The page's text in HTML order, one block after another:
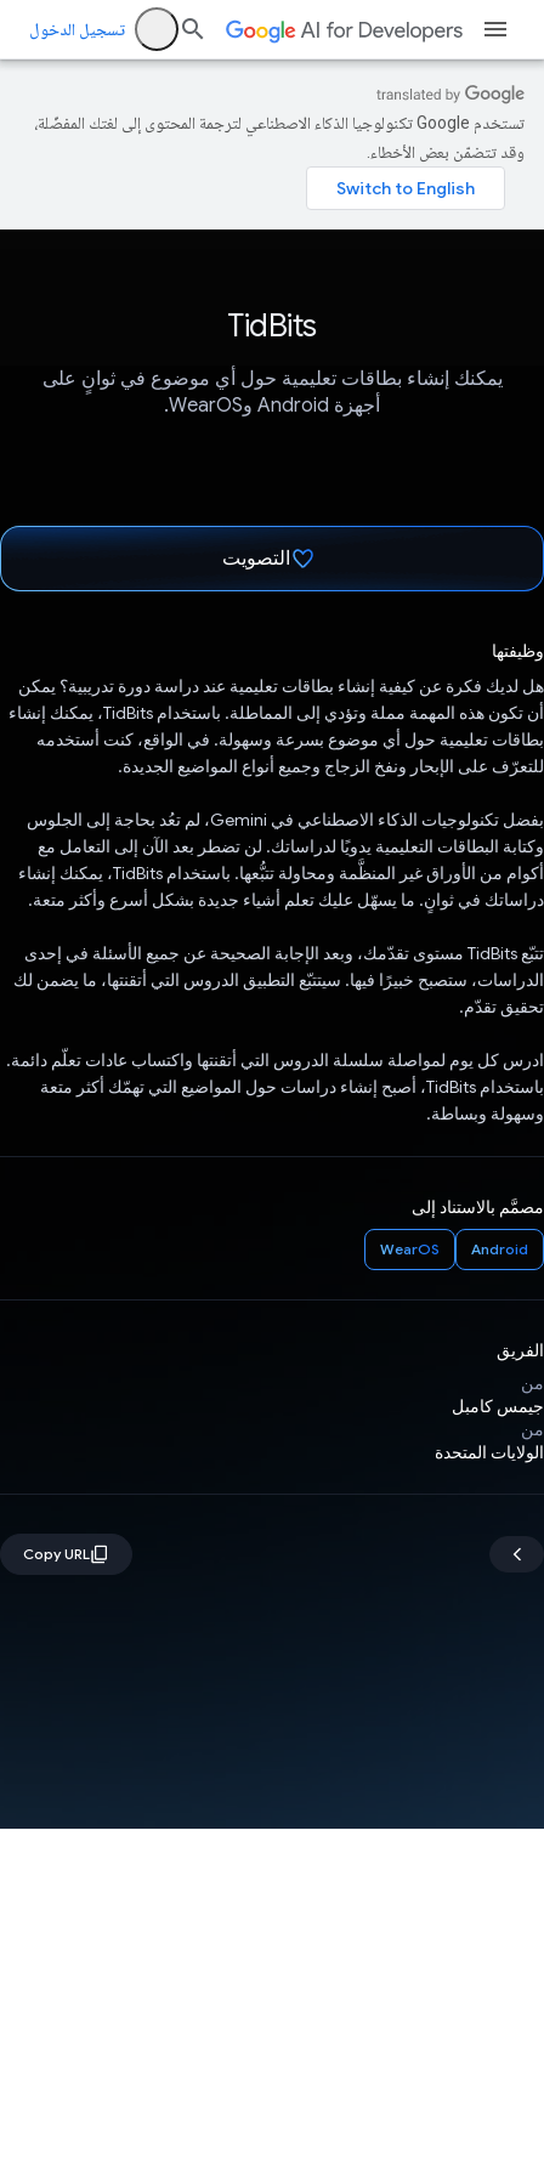
تسجيل الدخول
تستخدم Google تكنولوجيا الذكاء الاصطناعي لترجمة المحتوى إلى لغتك المفضّلة،
وقد تتضمّن بعض الأخطاء.
TidBits
يمكنك إنشاء بطاقات تعليمية حول أي موضوع في ثوانٍ على
أجهزة Android وWearOS.
التصويت
وظيفتها
هل لديك فكرة عن كيفية إنشاء بطاقات تعليمية عند دراسة دورة تدريبية؟ يمكن
أن تكون هذه المهمة مملة وتؤدي إلى المماطلة. باستخدام TidBits، يمكنك إنشاء
بطاقات تعليمية حول أي موضوع بسرعة وسهولة. في الواقع، كنت أستخدمه
للتعرّف على الإبحار ونفخ الزجاج وجميع أنواع المواضيع الجديدة.
بفضل تكنولوجيات الذكاء الاصطناعي في Gemini، لم تعُد بحاجة إلى الجلوس
وكتابة البطاقات التعليمية يدويًا لدراساتك. لن تضطر بعد الآن إلى التعامل مع
أكوام من الأوراق غير المنظَّمة ومحاولة تتبُّعها. باستخدام TidBits، يمكنك إنشاء
دراساتك في ثوانٍ. ما يسهّل عليك تعلم أشياء جديدة بشكل أسرع وأكثر متعة.
تتبّع TidBits مستوى تقدّمك، وبعد الإجابة الصحيحة عن جميع الأسئلة في إحدى
الدراسات، ستصبح خبيرًا فيها. سيتتبّع التطبيق الدروس التي أتقنتها، ما يضمن لك
تحقيق تقدّم.
ادرس كل يوم لمواصلة سلسلة الدروس التي أتقنتها واكتساب عادات تعلّم دائمة.
باستخدام TidBits، أصبح إنشاء دراسات حول المواضيع التي تهمّك أكثر متعة
وسهولة وبساطة.
مصمَّم بالاستناد إلى
Android
WearOS
الفريق
من
جيمس كامبل
من
الولايات المتحدة